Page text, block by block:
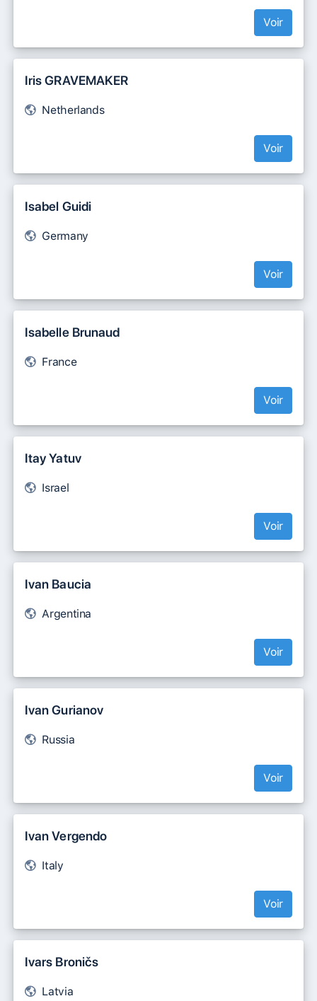
Voir
Iris GRAVEMAKER
Netherlands
Voir
Isabel Guidi
Germany
Voir
Isabelle Brunaud
France
Voir
Itay Yatuv
Israel
Voir
Ivan Baucia
Argentina
Voir
Ivan Gurianov
Russia
Voir
Ivan Vergendo
Italy
Voir
Ivars Broničs
Latvia